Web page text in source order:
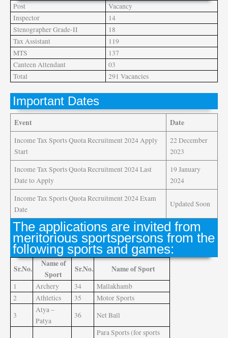
Post
Vacancy
Inspector
14
Stenographer Grade-II
18
Tax Assistant
119
MTS
137
Canteen Attendant
03
Total
291 Vacancies
Important Dates
Event Date
Income Tax Sports Quota Recruitment 2024 Apply
Start
22 December
2023
Income Tax Sports Quota Recruitment 2024 Last
Date to Apply
19 January
2024
Income Tax Sports Quota Recruitment 2024 Exam
Date
Updated Soon
The applications are invited from
meritorious sportspersons from the
following sports and games:
Sr.No.
Name of
Sport
Sr.No. Name of Sport
1 Archery 34
Mallakhamb
2
Athletics 35
Motor Sports
3
Atya –
Patya
36 Net Ball
Para Sports (for sports